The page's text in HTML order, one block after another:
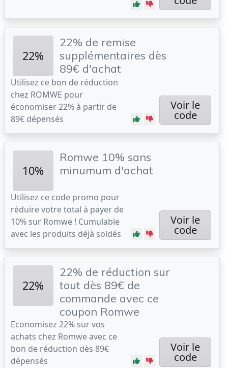
22%
22% de remise
supplémentaires dès
89€ d'achat
Utilisez ce bon de réduction
chez ROMWE pour
économiser 22% à partir de
89€ dépensés
Voir le
code
10%
Romwe 10% sans
minumum d'achat
Utilisez ce code promo pour
réduire votre total à payer de
10% sur Romwe ! Cumulable
avec les produits déjà soldés
Voir le
code
22%
22% de réduction sur
tout dès 89€ de
commande avec ce
coupon Romwe
Economisez 22% sur vos
achats chez Romwe avec ce
bon de réduction dès 89€
dépensés
Voir le
code